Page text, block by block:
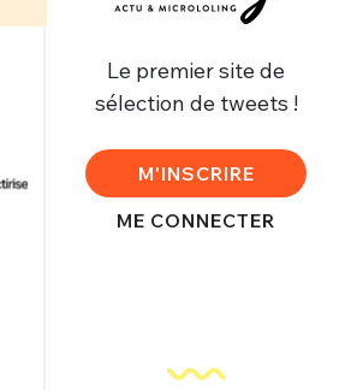
Le premier site de
sélection de tweets !
M'INSCRIRE
ME CONNECTER